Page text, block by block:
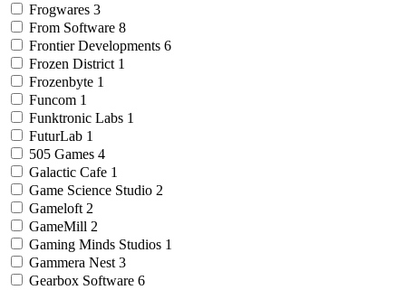
Frogwares 3
From Software 8
Frontier Developments 6
Frozen District 1
Frozenbyte 1
Funcom 1
Funktronic Labs 1
FuturLab 1
505 Games 4
Galactic Cafe 1
Game Science Studio 2
Gameloft 2
GameMill 2
Gaming Minds Studios 1
Gammera Nest 3
Gearbox Software 6